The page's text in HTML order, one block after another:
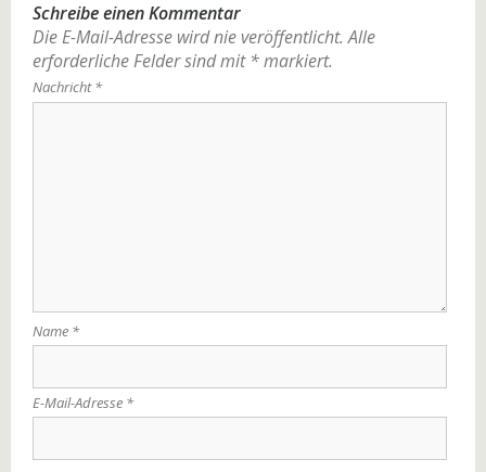
Schreibe einen Kommentar
Die E-Mail-Adresse wird nie veröffentlicht. Alle
erforderliche Felder sind mit *markiert.
Nachricht*
Name *
E-Mail-Adresse *